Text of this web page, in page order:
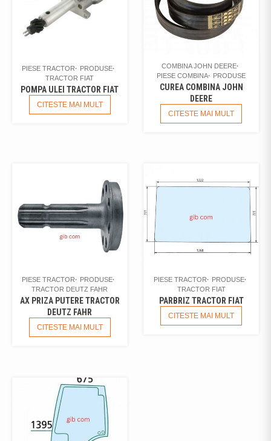
PIESE TRACTOR
PRODUSE
TRACTOR FIAT
POMPA ULEI TRACTOR FIAT
CITESTE MAI MULT
COMBINA JOHN DEERE
PIESE COMBINA
PRODUSE
CUREA COMBINA JOHN
DEERE
CITESTE MAI MULT
PIESE TRACTOR
PRODUSE
TRACTOR DEUTZ FAHR
AX PRIZA PUTERE TRACTOR
DEUTZ FAHR
CITESTE MAI MULT
PIESE TRACTOR
PRODUSE
TRACTOR FIAT
PARBRIZ TRACTOR FIAT
CITESTE MAI MULT